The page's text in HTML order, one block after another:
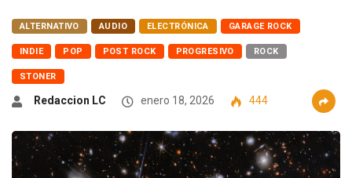
ALTERNATIVO AUDIO ELECTRÓNICA GARAGE ROCK
INDIE POP POST ROCK PROGRESIVO ROCK
STONER
Redaccion LC enero 18, 2026 444